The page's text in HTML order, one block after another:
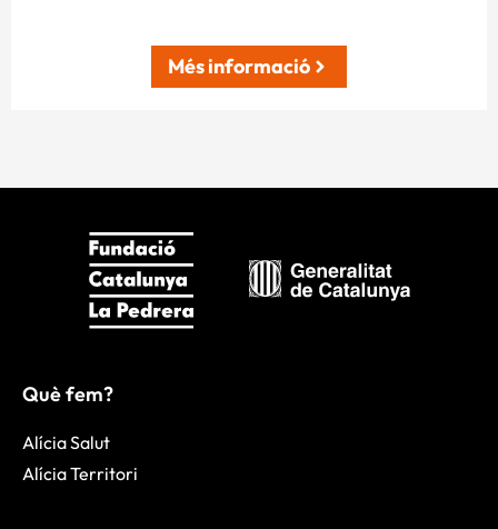
Més informació
Què fem?
Alícia Salut
Alícia Territori